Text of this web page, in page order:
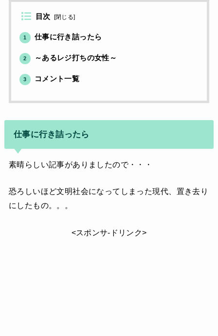
目次 [閉じる]
1 仕事に行き詰ったら
2 ～あるレジ打ちの女性～
3 コメント一覧
仕事に行き詰ったら
素晴らしい記事がありましたので・・・
恐ろしいほど文明社会になってしまった現代、置き去り
にしたもの。。。
<スポンサ-ドリンク>